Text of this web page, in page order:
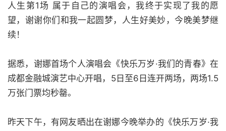
人生第1场 属于自己的演唱会，我终于实现了我的愿
望，谢谢你们和我一起圆梦，人生好美妙，今晚美梦继
续！
据悉，谢娜首场个人演唱会《快乐万岁·我们的青春》在
成都金融城演艺中心开唱，5日至6日连开两场，两场1.5
万张门票均秒罄。
昨天下午，有网友晒出在谢娜今晚举办的《快乐万岁·我